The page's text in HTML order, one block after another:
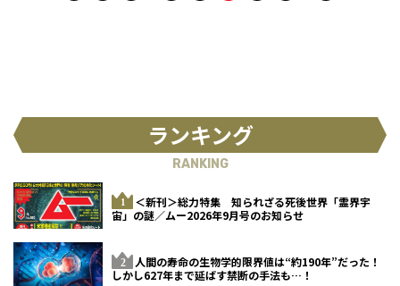
ランキング
RANKING
＜新刊＞総力特集 知られざる死後世界「霊界宇
宙」の謎／ムー2026年9月号のお知らせ
人間の寿命の生物学的限界値は“約190年”だった！
しかし627年まで延ばす禁断の手法も…！